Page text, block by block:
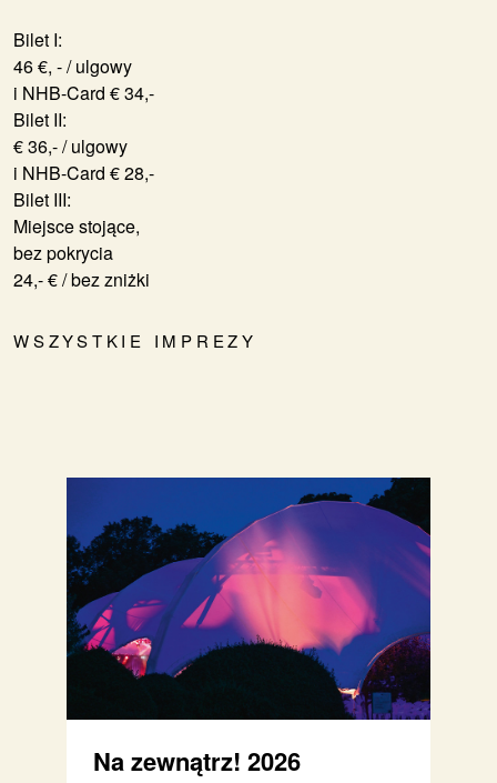
Bilet I:
46 €, - / ulgowy
i NHB-Card € 34,-
Bilet II:
€ 36,- / ulgowy
i NHB-Card € 28,-
Bilet III:
Miejsce stojące,
bez pokrycia
24,- € / bez zniżki
WSZYSTKIE IMPREZY
Na zewnątrz! 2026